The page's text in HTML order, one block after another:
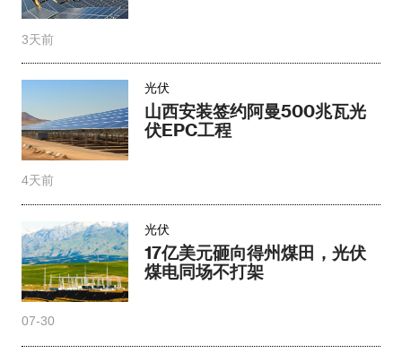
3天前
光伏
山西安装签约阿曼500兆瓦光
伏EPC工程
4天前
光伏
17亿美元砸向得州煤田，光伏
煤电同场不打架
07-30